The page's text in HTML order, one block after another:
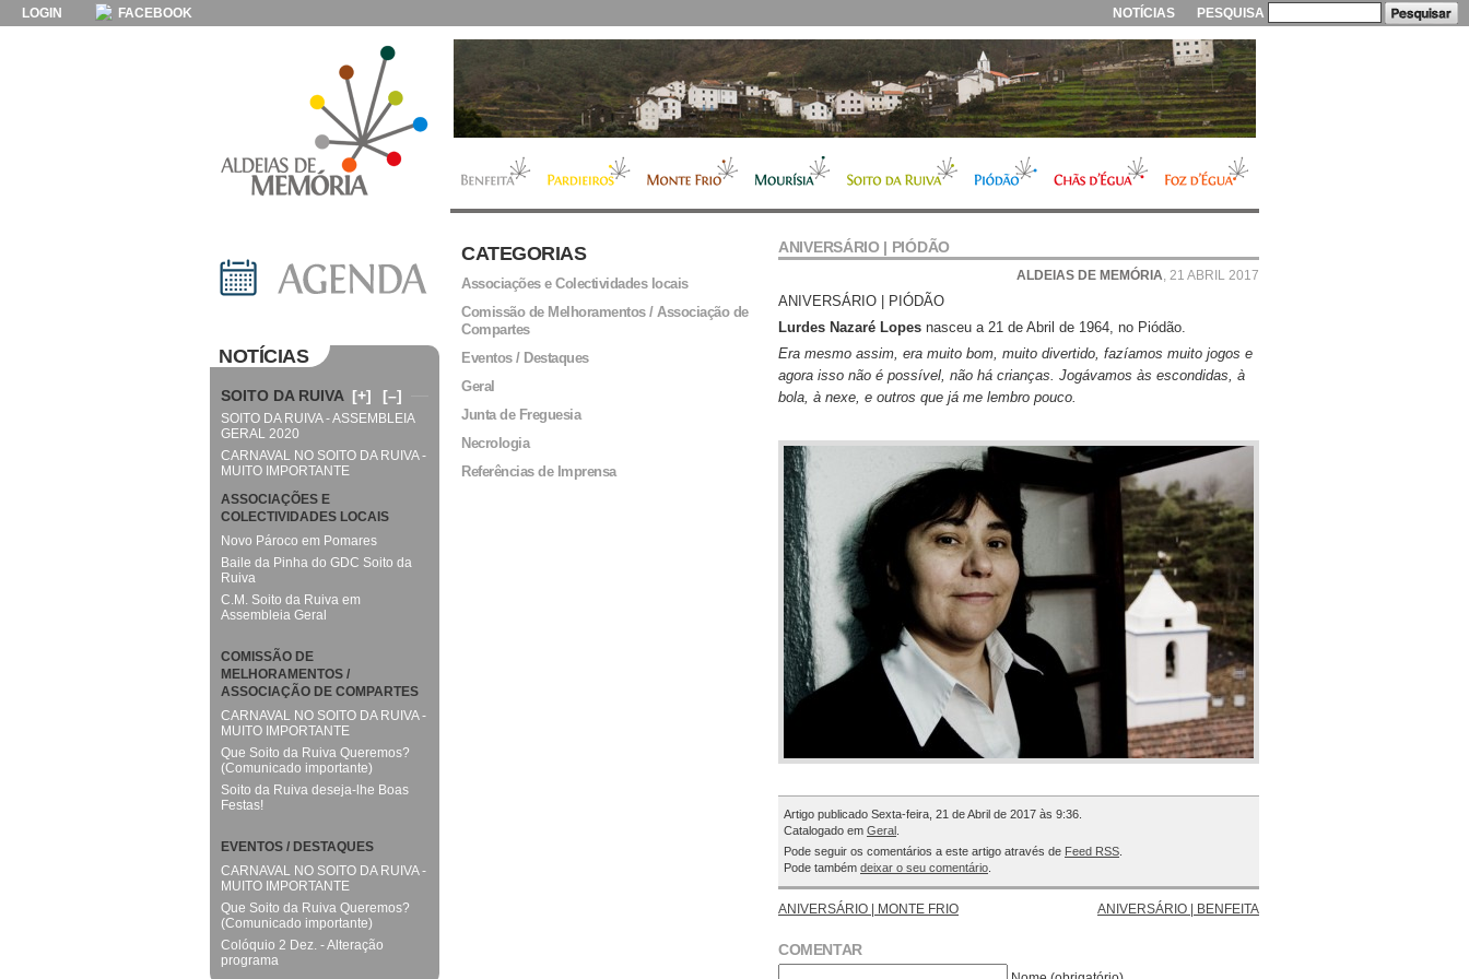
LOGIN FACEBOOK PESQUISA
NOTÍCIAS
ANIVERSÁRIO | PIÓDÃO
ALDEIAS DE MEMÓRIA, 21 ABRIL 2017
ANIVERSÁRIO | PIÓDÃO
Lurdes Nazaré Lopes nasceu a 21 de Abril de 1964, no Piódão.
Era mesmo assim, era muito bom, muito divertido, fazíamos muito jogos e
agora isso não é possível, não há crianças. Jogávamos às escondidas, à
bola, à nexe, e outros que já me lembro pouco.
Artigo publicado Sexta-feira, 21 de Abril de 2017 às 9:36.
Catalogado em Geral
Pode seguir os comentários a este artigo através de Feed RSS
Pode também deixar o seu comentário
ANIVERSÁRIO | MONTE FRIO ANIVERSÁRIO | BENFEITA
COMENTAR
CATEGORIAS
Associações e Colectividades locais
Comissão de Melhoramentos / Associação de
Compartes
Eventos / Destaques
Geral
Junta de Freguesia
Necrologia
Referências de Imprensa
NOTÍCIAS
SOITO DA RUIVA [+] [–]
SOITO DA RUIVA - ASSEMBLEIA
GERAL 2020
CARNAVAL NO SOITO DA RUIVA -
MUITO IMPORTANTE
ASSOCIAÇÕES E
COLECTIVIDADES LOCAIS
Novo Pároco em Pomares
Baile da Pinha do GDC Soito da
Ruiva
C.M. Soito da Ruiva em
Assembleia Geral
COMISSÃO DE
MELHORAMENTOS /
ASSOCIAÇÃO DE COMPARTES
CARNAVAL NO SOITO DA RUIVA -
MUITO IMPORTANTE
Que Soito da Ruiva Queremos?
(Comunicado importante)
Soito da Ruiva deseja-lhe Boas
Festas!
EVENTOS / DESTAQUES
CARNAVAL NO SOITO DA RUIVA -
MUITO IMPORTANTE
Que Soito da Ruiva Queremos?
(Comunicado importante)
Colóquio 2 Dez. - Alteração
programa